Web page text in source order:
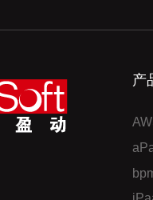
产